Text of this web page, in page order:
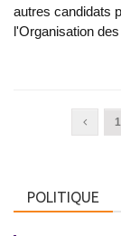
autres candidats
l'Organisation
1
POLITIQUE